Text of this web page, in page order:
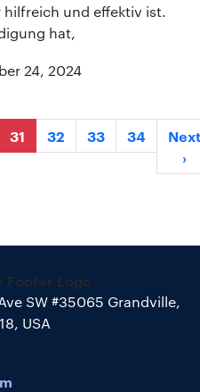
und effektiv ist.
hat,
24, 2024
31 32 33 34
Next
›
SW #35065 Grandville,
USA